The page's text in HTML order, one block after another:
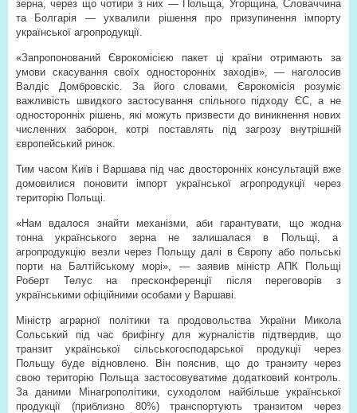
зерна, через що чотири з них — Польща, Угорщина, Словаччина
та Болгарія — ухвалили рішення про призупинення імпорту
української агропродукції.
«Запропонований Єврокомісією пакет ці країни отримають за
умови скасування своїх односторонніх заходів», — наголосив
Валдіс Домбровскіс. За його словами, Єврокомісія розуміє
важливість швидкого застосування спільного підходу ЄС, а не
односторонніх рішень, які можуть призвести до виникнення нових
численних заборон, котрі поставлять під загрозу внутрішній
європейський ринок.
Тим часом Київ і Варшава під час двосторонніх консультацій вже
домовилися поновити імпорт української агропродукції через
територію Польщі.
«Нам вдалося знайти механізми, аби гарантувати, що жодна
тонна українського зерна не залишалася в Польщі, а
агропродукцію везли через Польщу далі в Європу або польські
порти на Балтійському морі», — заявив міністр АПК Польщі
Роберт Телус на пресконференції після переговорів з
українськими офіційними особами у Варшаві.
Міністр аграрної політики та продовольства України Микола
Сольський під час брифінгу для журналістів підтвердив, що
транзит української сільськогосподарської продукції через
Польщу буде відновлено. Він пояснив, що до транзиту через
свою територію Польща застосовуватиме додатковий контроль.
За даними Мінагрополітики, суходолом найбільше української
продукції (приблизно 80%) транспортують транзитом через